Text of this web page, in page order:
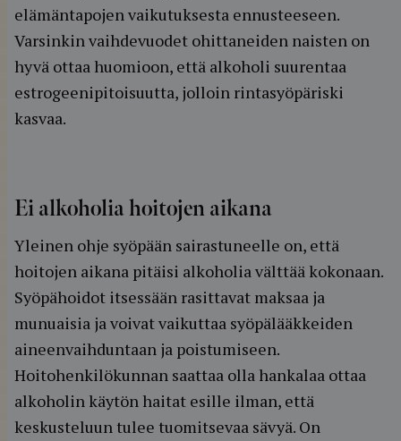
elämäntapojen vaikutuksesta ennusteeseen.
Varsinkin vaihdevuodet ohittaneiden naisten on
hyvä ottaa huomioon, että alkoholi suurentaa
estrogeenipitoisuutta, jolloin rintasyöpäriski
kasvaa.
Ei alkoholia hoitojen aikana
Yleinen ohje syöpään sairastuneelle on, että
hoitojen aikana pitäisi alkoholia välttää kokonaan.
Syöpähoidot itsessään rasittavat maksaa ja
munuaisia ja voivat vaikuttaa syöpälääkkeiden
aineenvaihduntaan ja poistumiseen.
Hoitohenkilökunnan saattaa olla hankalaa ottaa
alkoholin käytön haitat esille ilman, että
keskusteluun tulee tuomitsevaa sävyä. On